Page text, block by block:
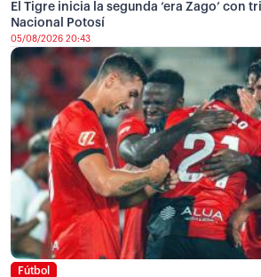
El Tigre inicia la segunda ‘era Zago’ con
Nacional Potosí
05/08/2026 20:43
Fútbol